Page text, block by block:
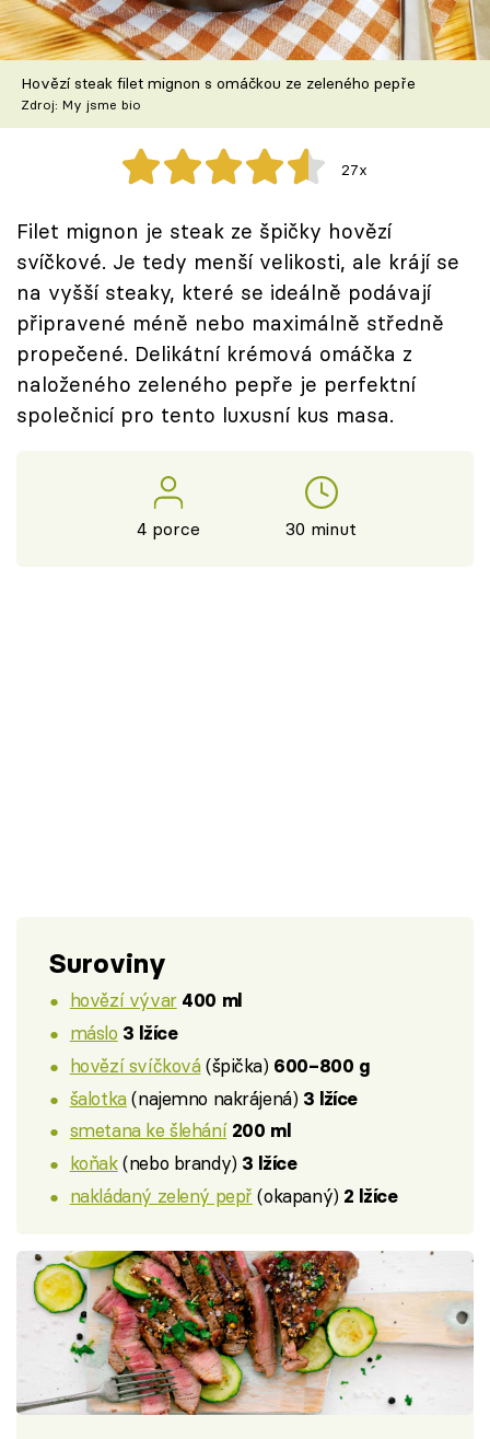
Škola vaření
Recepty z TV
Speciál: Cuketa
Těhotnej kuchař
Sledujte prima+
Přihlášení
Sledujte nás
Hovězí steak filet mignon s omáčkou ze zeleného pepře
Zdroj: My jsme bio
27x
Filet mignon je steak ze špičky hovězí
svíčkové. Je tedy menší velikosti, ale krájí se
na vyšší steaky, které se ideálně podávají
připravené méně nebo maximálně středně
propečené. Delikátní krémová omáčka z
naloženého zeleného pepře je perfektní
společnicí pro tento luxusní kus masa.
4 porce 30 minut
Suroviny
hovězí vývar 400 ml
máslo 3 lžíce
hovězí svíčková(špička) 600–800 g
šalotka(najemno nakrájená) 3 lžíce
smetana ke šlehání 200 ml
koňak(nebo brandy) 3 lžíce
nakládaný zelený pepř (okapaný) 2 lžíce